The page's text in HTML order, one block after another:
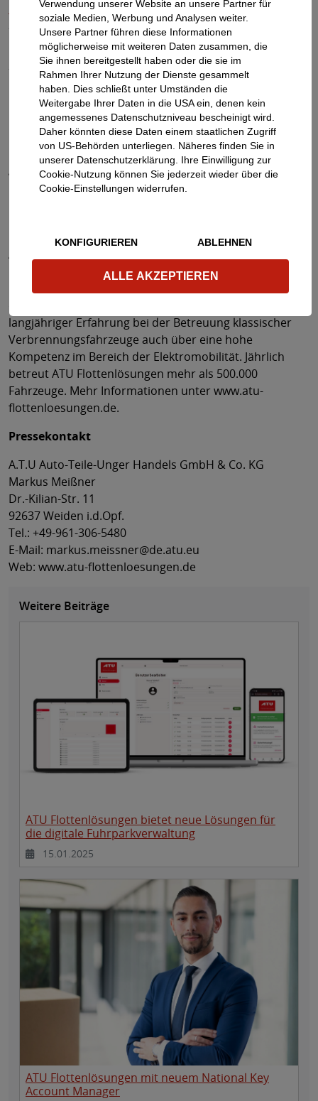
herunterladen
Bildquelle: ATU Flottenlösungen
Über ATU
Im Jahr 1985 in Weiden (Oberpfalz) gegründet, ist ATU
mit rund 530 Filialen die führende Werkstattkette in
Deutschland. Neben dem Privatkundengeschäft
gehören seit fast zwei Jahrzehnten auch umfassende
Rundum-Services im Bereich der Firmenfuhrparks zum
Modelle – von Kleinwagen bis hin zu 3,5-t-Transportern.
Als erfahrener Partner im Bereich Flottenlösungen
unterstützen wir mit maßgeschneiderten
Komplettservices bei den täglichen Aufgaben rund um
langjähriger Erfahrung bei der Betreuung klassischer
Verbrennungsfahrzeuge auch über eine hohe
Kompetenz im Bereich der Elektromobilität. Jährlich
betreut ATU Flottenlösungen mehr als 500.000
Fahrzeuge. Mehr Informationen unter www.atu-
flottenloesungen.de.
Pressekontakt
A.T.U Auto-Teile-Unger Handels GmbH & Co. KG
Markus Meißner
Dr.-Kilian-Str. 11
92637 Weiden i.d.Opf.
Tel.: +49-961-306-5480
E-Mail: markus.meissner@de.atu.eu
Web: www.atu-flottenloesungen.de
Weitere Beiträge
ATU Flottenlösungen bietet neue Lösungen für
die digitale Fuhrparkverwaltung
15.01.2025
ATU Flottenlösungen mit neuem National Key
Account Manager
Verwendung unserer Website an unsere Partner für
soziale Medien, Werbung und Analysen weiter.
Unsere Partner führen diese Informationen
möglicherweise mit weiteren Daten zusammen, die
Sie ihnen bereitgestellt haben oder die sie im
Rahmen Ihrer Nutzung der Dienste gesammelt
haben. Dies schließt unter Umständen die
Weitergabe Ihrer Daten in die USA ein, denen kein
angemessenes Datenschutzniveau bescheinigt wird.
Daher könnten diese Daten einem staatlichen Zugriff
von US-Behörden unterliegen. Näheres finden Sie in
unserer Datenschutzerklärung. Ihre Einwilligung zur
Cookie-Nutzung können Sie jederzeit wieder über die
Cookie-Einstellungen widerrufen.
KONFIGURIEREN ABLEHNEN
ALLE AKZEPTIEREN